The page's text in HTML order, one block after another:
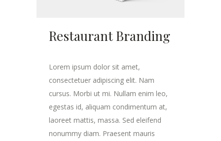
Restaurant Branding
Lorem ipsum dolor sit amet,
consectetuer adipiscing elit. Nam
cursus. Morbi ut mi. Nullam enim leo,
egestas id, aliquam condimentum at,
laoreet mattis, massa. Sed eleifend
nonummy diam. Praesent mauris